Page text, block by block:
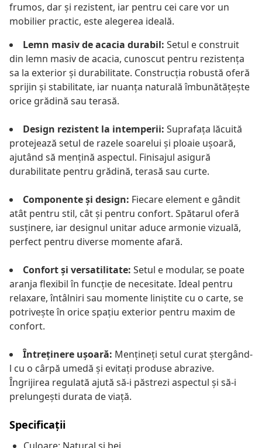
frumos, dar și rezistent, iar pentru cei care vor un
mobilier practic, este alegerea ideală.
Lemn masiv de acacia durabil: Setul e construit
din lemn masiv de acacia, cunoscut pentru rezistența
sa la exterior și durabilitate. Construcția robustă oferă
sprijin și stabilitate, iar nuanța naturală îmbunătățește
orice grădină sau terasă.
Design rezistent la intemperii: Suprafața lăcuită
protejează setul de razele soarelui și ploaie ușoară,
ajutând să mențină aspectul. Finisajul asigură
durabilitate pentru grădină, terasă sau curte.
Componente și design: Fiecare element e gândit
atât pentru stil, cât și pentru confort. Spătarul oferă
susținere, iar designul unitar aduce armonie vizuală,
perfect pentru diverse momente afară.
Confort și versatilitate: Setul e modular, se poate
aranja flexibil în funcție de necesitate. Ideal pentru
relaxare, întâlniri sau momente liniștite cu o carte, se
potrivește în orice spațiu exterior pentru maxim de
confort.
Întreținere ușoară: Mențineți setul curat ștergând-
l cu o cârpă umedă și evitați produse abrazive.
Îngrijirea regulată ajută să-i păstrezi aspectul și să-i
prelungești durata de viață.
Specificații